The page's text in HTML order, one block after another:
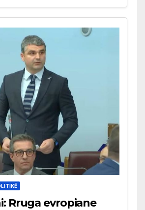
Rruga evropiane